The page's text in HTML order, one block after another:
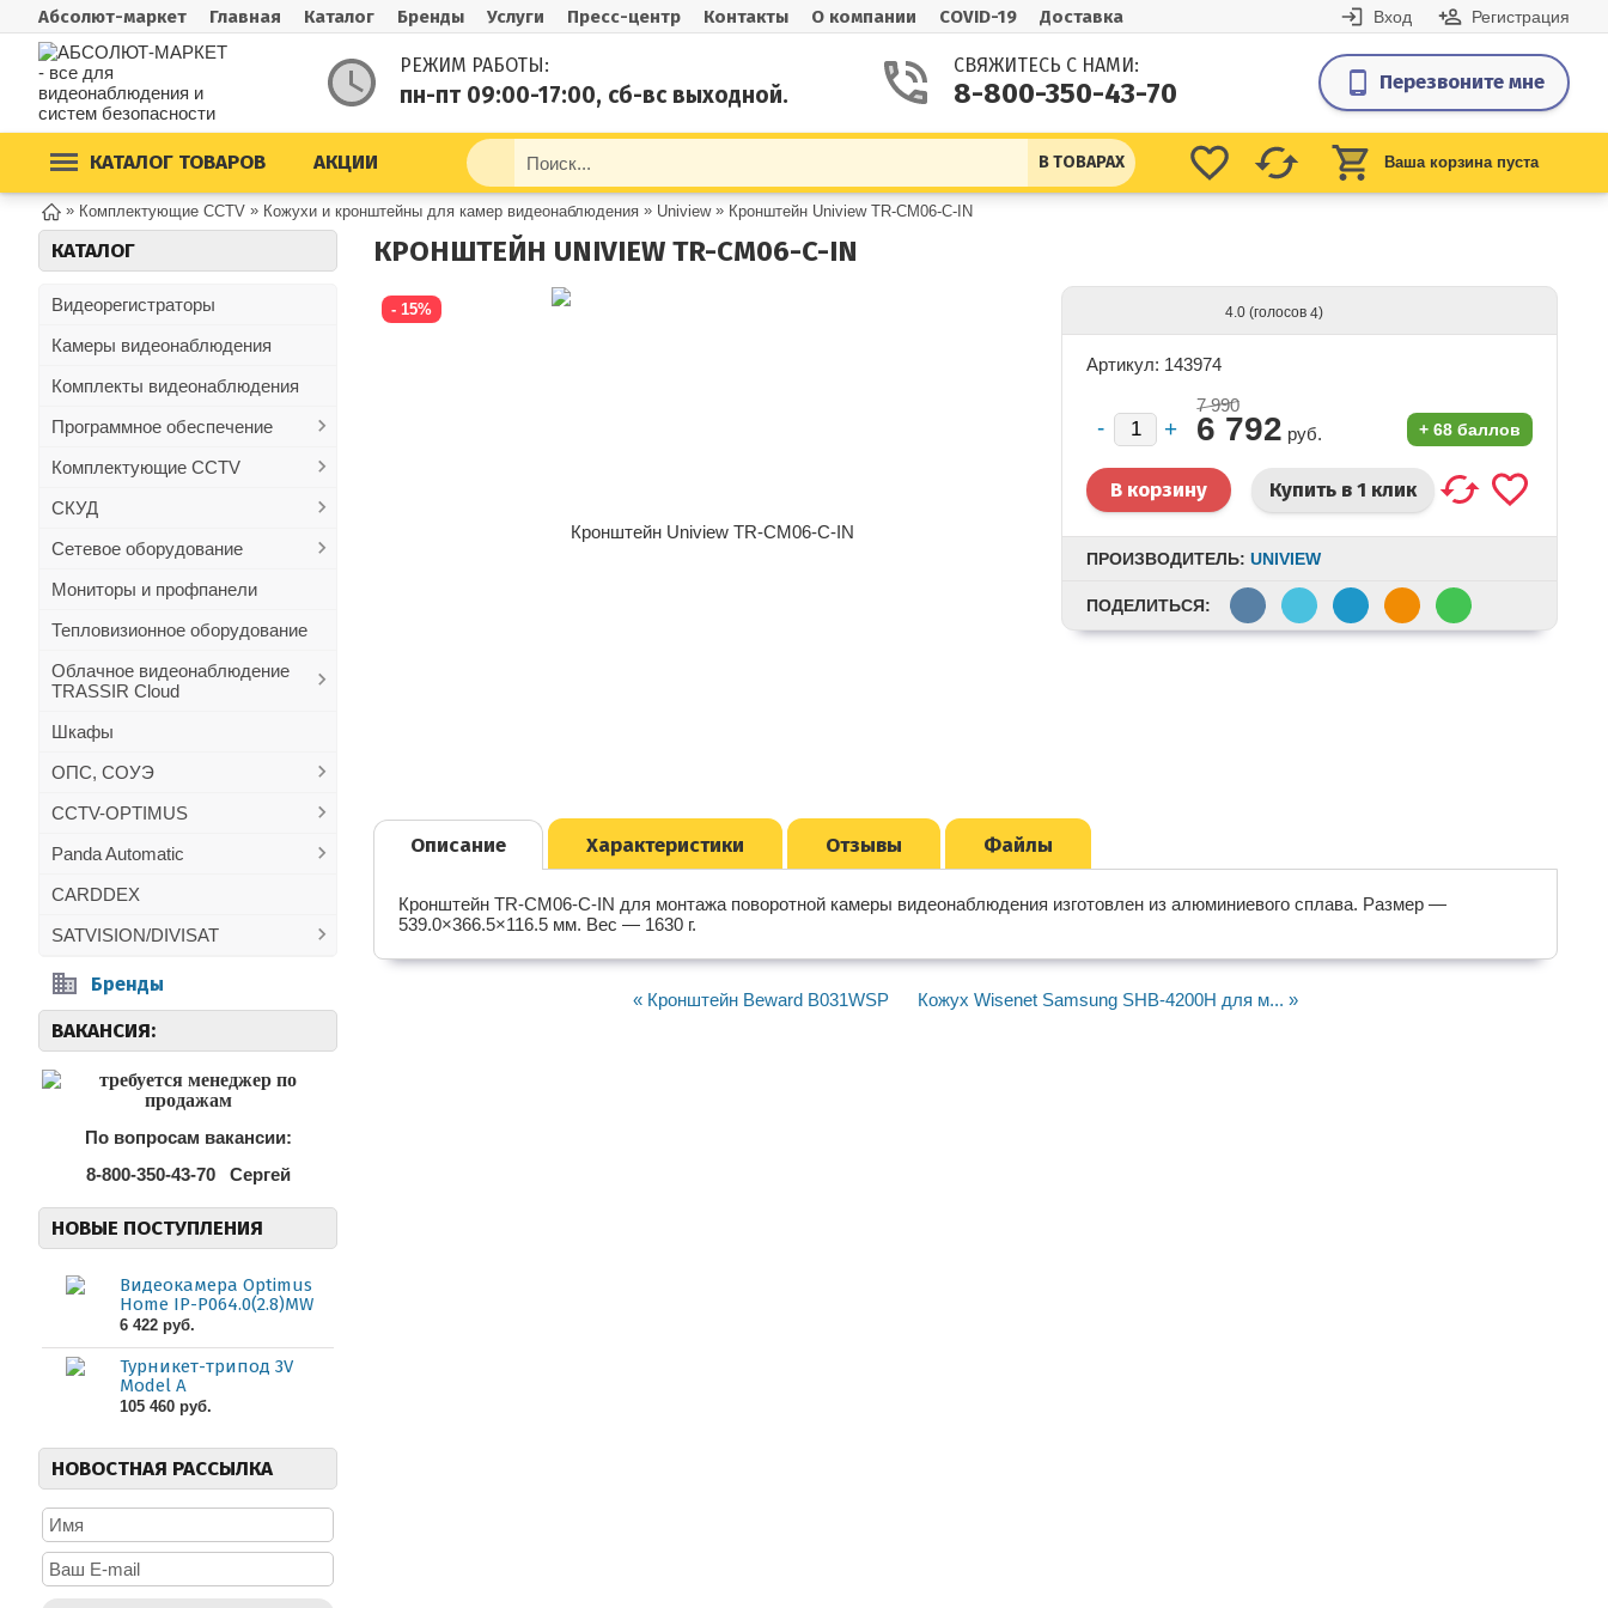
Абсолют-маркет Главная Каталог Бренды Услуги Пресс-центр Контакты О компании COVID-19 Доставка Вход Регистрация
РЕЖИМ РАБОТЫ:
пн-пт 09:00-17:00, сб-вс выходной.
СВЯЖИТЕСЬ С НАМИ:
8-800-350-43-70 Перезвоните мне
КАТАЛОГ ТОВАРОВ АКЦИИ Ваша корзина пуста
В ТОВАРАХ
» Комплектующие CCTV » Кожухи и кронштейны для камер видеонаблюдения » Uniview» Кронштейн Uniview TR-CM06-C-IN
КАТАЛОГ
Видеорегистраторы
Камеры видеонаблюдения
Комплекты видеонаблюдения
Программное обеспечение
Комплектующие CCTV
СКУД
Сетевое оборудование
Мониторы и профпанели
Тепловизионное оборудование
Облачное видеонаблюдение
TRASSIR Cloud
Шкафы
ОПС, СОУЭ
CCTV-OPTIMUS
Panda Automatic
CARDDEX
SATVISION/DIVISAT
Бренды
ВАКАНСИЯ:
По вопросам вакансии:
8-800-350-43-70
Сергей
НОВЫЕ ПОСТУПЛЕНИЯ
Видеокамера Optimus
Home IP-P064.0(2.8)MW
6 422 руб.
Турникет-трипод 3V
Model A
105 460 руб.
НОВОСТНАЯ РАССЫЛКА
КРОНШТЕЙН UNIVIEW TR-CM06-C-IN
- 15% 4.0 (голосов 4)
Артикул: 143974
7 990
6 792 руб. + 68 баллов
Купить в 1 клик
ПРОИЗВОДИТЕЛЬ: UNIVIEW
ПОДЕЛИТЬСЯ:
Описание Характеристики Отзывы Файлы
Кронштейн TR-CM06-C-IN для монтажа поворотной камеры видеонаблюдения изготовлен из алюминиевого сплава. Размер —
539.0×366.5×116.5 мм. Вес — 1630 г.
« Кронштейн Beward B031WSP Кожух Wisenet Samsung SHB-4200H для м... »